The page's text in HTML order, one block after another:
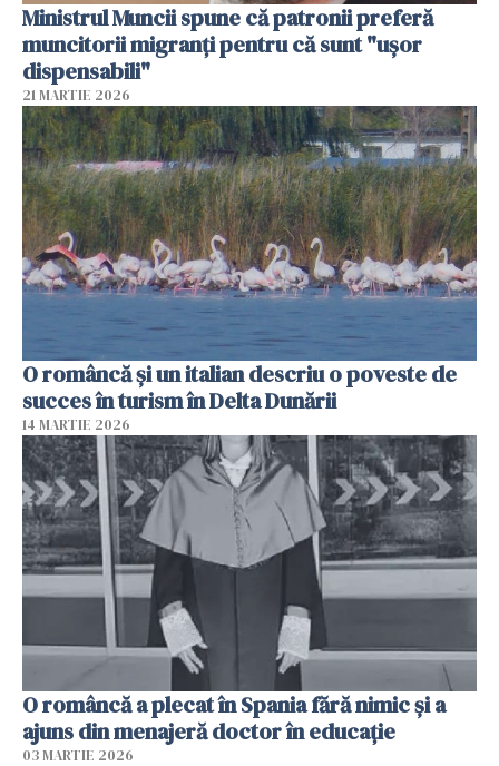
Ministrul Muncii spune că patronii preferă
muncitorii migranți pentru că sunt "uşor
dispensabili"
21 MARTIE 2026
O româncă și un italian descriu o poveste de
succes în turism în Delta Dunării
14 MARTIE 2026
O româncă a plecat în Spania fără nimic și a
ajuns din menajeră doctor în educație
03 MARTIE 2026